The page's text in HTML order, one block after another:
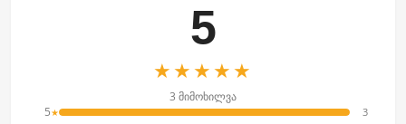
5
★★★★★
3 მიმოხილვა
5★ 3